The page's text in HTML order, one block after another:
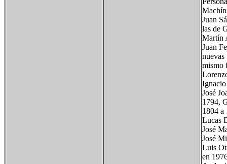
Juan
las de
Martín
Juan
nuevas
mismo
José
1794,
1804 a
Lucas
José
José
Luis
en